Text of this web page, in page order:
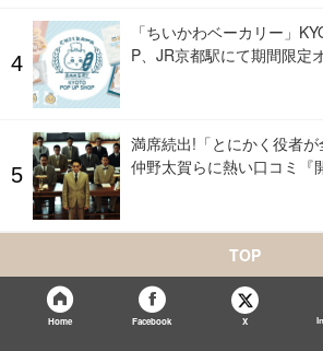
「ちいかわベーカリー」
P、JR京都駅にて期間限定
満席続出!「とにかく役者
仲野太賀らに熱い口コミ『
TOP
Home Facebook X